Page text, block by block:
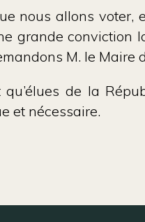
nous allons voter,
grande conviction
M. le Maire
qu’élues de la
et nécessaire.